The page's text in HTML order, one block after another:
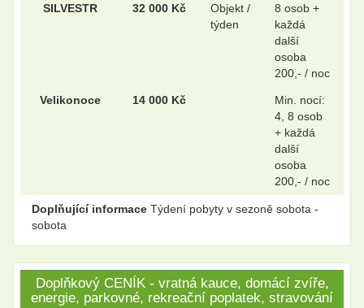
SILVESTR 32 000 Kč
Objekt /
týden
8 osob +
každá
další
osoba
200,- / noc
Velikonoce 14 000 Kč
Min. nocí:
4, 8 osob
+ každá
další
osoba
200,- / noc
Doplňující informace Týdení pobyty v sezoně sobota -
sobota
Doplňkový CENÍK - vratná kauce, domácí zvíře,
energie, parkovné, rekreační poplatek, stravování